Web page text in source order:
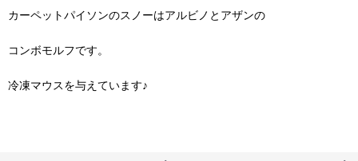
カーペットパイソンのスノーはアルビノとアザンの
コンボモルフです。
冷凍マウスを与えています♪